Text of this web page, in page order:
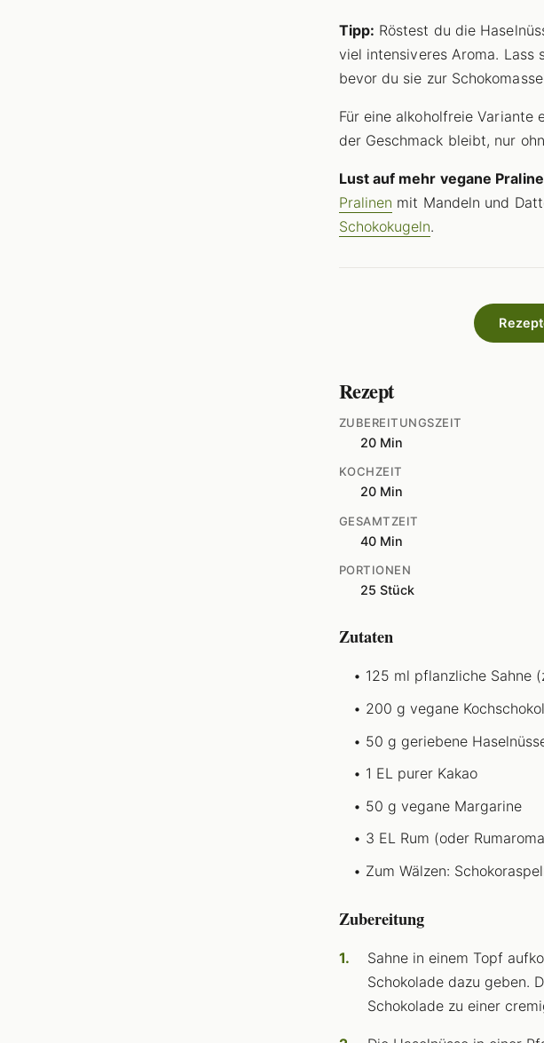
Tipp: Röstest du die
viel intensiveres Aroma. Lass
bevor du sie zur
Für eine alkoholfreie Variante
der Geschmack bleibt, nur
Lust auf mehr vegane
Pralinen mit Mandeln und
Schokokugeln.
Rezept
ZUBEREITUNGSZEIT
20 Min
KOCHZEIT
20 Min
GESAMTZEIT
40 Min
PORTIONEN
25 Stück
Zutaten
125 ml pflanzliche Sahne
200 g vegane
50 g geriebene
1 EL purer Kakao
50 g vegane Margarine
3 EL Rum (oder
Zum Wälzen:
Zubereitung
Sahne in einem Topf
Schokolade dazu geben.
Schokolade zu einer